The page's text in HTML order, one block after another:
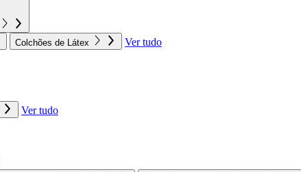
Colchões de Látex Ver tudo
Ver tudo